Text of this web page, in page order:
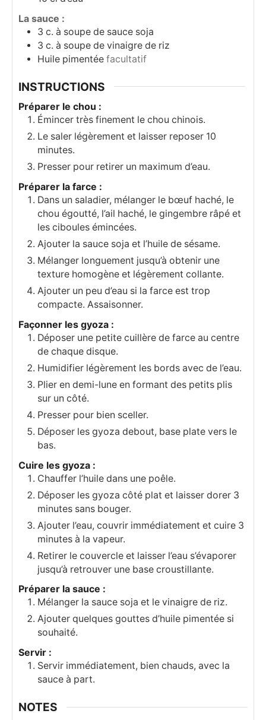
La sauce :
3 c. à soupe de sauce soja
3 c. à soupe de vinaigre de riz
Huile pimentée facultatif
INSTRUCTIONS
Préparer le chou :
Émincer très finement le chou chinois.
Le saler légèrement et laisser reposer 10
minutes.
Presser pour retirer un maximum d’eau.
Préparer la farce :
Dans un saladier, mélanger le bœuf haché, le
chou égoutté, l’ail haché, le gingembre râpé et
les ciboules émincées.
Ajouter la sauce soja et l’huile de sésame.
Mélanger longuement jusqu’à obtenir une
texture homogène et légèrement collante.
Ajouter un peu d’eau si la farce est trop
compacte. Assaisonner.
Façonner les gyoza :
Déposer une petite cuillère de farce au centre
de chaque disque.
Humidifier légèrement les bords avec de l’eau.
Plier en demi-lune en formant des petits plis
sur un côté.
Presser pour bien sceller.
Déposer les gyoza debout, base plate vers le
bas.
Cuire les gyoza :
Chauffer l’huile dans une poêle.
Déposer les gyoza côté plat et laisser dorer 3
minutes sans bouger.
Ajouter l’eau, couvrir immédiatement et cuire 3
minutes à la vapeur.
Retirer le couvercle et laisser l’eau s’évaporer
jusqu’à retrouver une base croustillante.
Préparer la sauce :
Mélanger la sauce soja et le vinaigre de riz.
Ajouter quelques gouttes d’huile pimentée si
souhaité.
Servir :
Servir immédiatement, bien chauds, avec la
sauce à part.
NOTES